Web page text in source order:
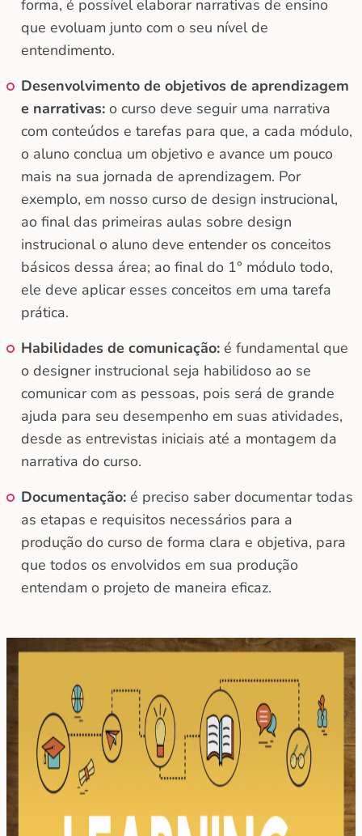
forma, é possível elaborar narrativas de ensino
que evoluam junto com o seu nível de
entendimento.
Desenvolvimento de objetivos de aprendizagem
e narrativas: o curso deve seguir uma narrativa
com conteúdos e tarefas para que, a cada módulo,
o aluno conclua um objetivo e avance um pouco
mais na sua jornada de aprendizagem. Por
exemplo, em nosso curso de design instrucional,
ao final das primeiras aulas sobre design
instrucional o aluno deve entender os conceitos
básicos dessa área; ao final do 1° módulo todo,
ele deve aplicar esses conceitos em uma tarefa
prática.
Habilidades de comunicação: é fundamental que
o designer instrucional seja habilidoso ao se
comunicar com as pessoas, pois será de grande
ajuda para seu desempenho em suas atividades,
desde as entrevistas iniciais até a montagem da
narrativa do curso.
Documentação: é preciso saber documentar todas
as etapas e requisitos necessários para a
produção do curso de forma clara e objetiva, para
que todos os envolvidos em sua produção
entendam o projeto de maneira eficaz.